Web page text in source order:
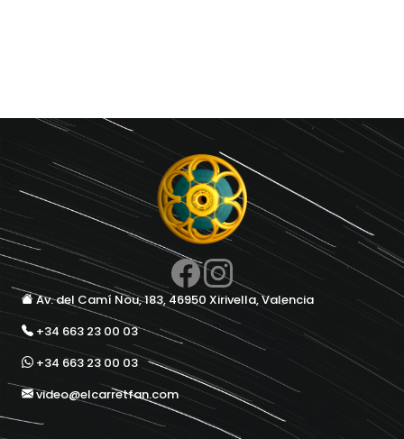
Av. del Camí Nou, 183, 46950 Xirivella, Valencia
+34 663 23 00 03
+34 663 23 00 03
video@elcarretfan.com